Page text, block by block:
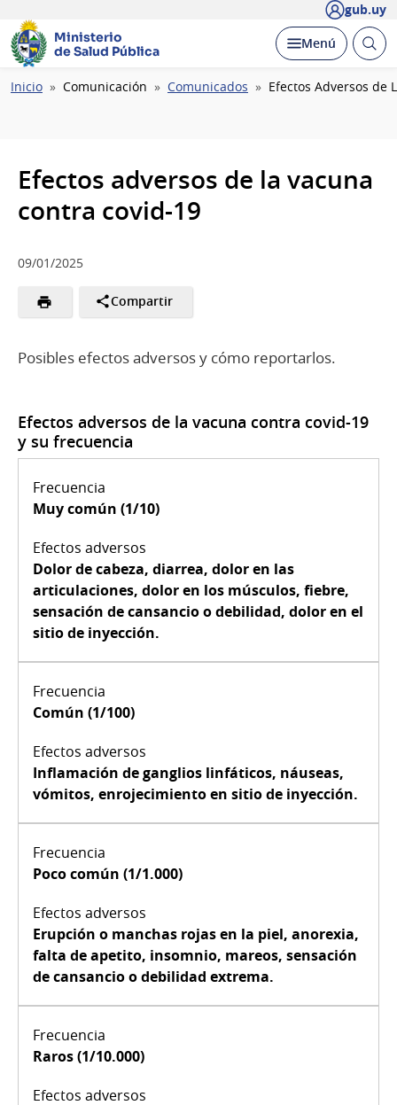
gub.uy
Ministerio
de Salud Pública
Desplegar
Menú Abrir
Ruta
Inicio Comunicación Comunicados Efectos Adversos de
Efectos adversos de la vacuna
contra covid-19
09/01/2025
Compartir
Posibles efectos adversos y cómo reportarlos.
Efectos adversos de la vacuna contra covid-19
y su frecuencia
Muy común (1/10)
Dolor de cabeza, diarrea, dolor en las
articulaciones, dolor en los músculos, fiebre,
sensación de cansancio o debilidad, dolor en el
sitio de inyección.
Común (1/100)
Inflamación de ganglios linfáticos, náuseas,
vómitos, enrojecimiento en sitio de inyección.
Poco común (1/1.000)
Erupción o manchas rojas en la piel, anorexia,
falta de apetito, insomnio, mareos, sensación
de cansancio o debilidad extrema.
Raros (1/10.000)